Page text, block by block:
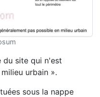
du site qui n'est
urbain ».
sous la nappe